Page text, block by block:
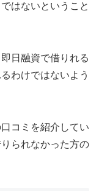
はないということ
日融資で借りれる
わけではないよう
コミを紹介してい
られなかった方の